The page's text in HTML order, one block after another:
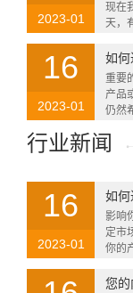
2023-01
现在
天，
16
2023-01
如
重要
产品
仍然
行业新闻
16
2023-01
如
影响
定市
你的
您的